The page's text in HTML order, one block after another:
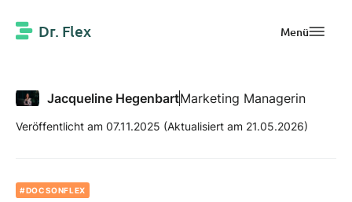
Dr. Flex Menü
Jacqueline HegenbartMarketing Managerin
Veröffentlicht am 07.11.2025 (Aktualisiert am 21.05.2026)
#DOCSONFLEX